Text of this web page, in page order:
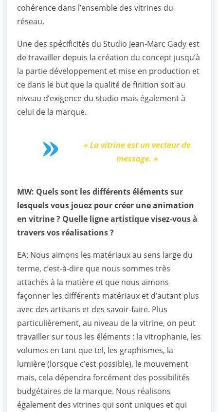
cohérence dans l’ensemble des vitrines du
réseau.
Une des spécificités du Studio Jean-Marc Gady est
de travailler depuis la création du concept jusqu’à
la partie développement et mise en production et
ce dans le but que la qualité de finition soit au
niveau d’exigence du studio mais également à
celui de la marque.
« La vitrine est un vecteur de
message. »
MW: Quels sont les différents éléments sur
lesquels vous jouez pour créer une animation
en vitrine ? Quelle ligne artistique visez-vous à
travers vos réalisations ?
EA: Nous aimons les matériaux au sens large du
terme, c’est-à-dire que nous sommes très
attachés à la matière et que nous aimons
façonner les différents matériaux et d’autant plus
avec des artisans et des savoir-faire. Plus
particulièrement, au niveau de la vitrine, on peut
travailler sur tous les éléments : la vitrophanie, les
volumes en tant que tel, les graphismes, la
lumière (lorsque c’est possible), le mouvement
mais, cela dépendra forcément des possibilités
budgétaires de la marque. Nous réalisons
également des vitrines qui sont uniques et qui